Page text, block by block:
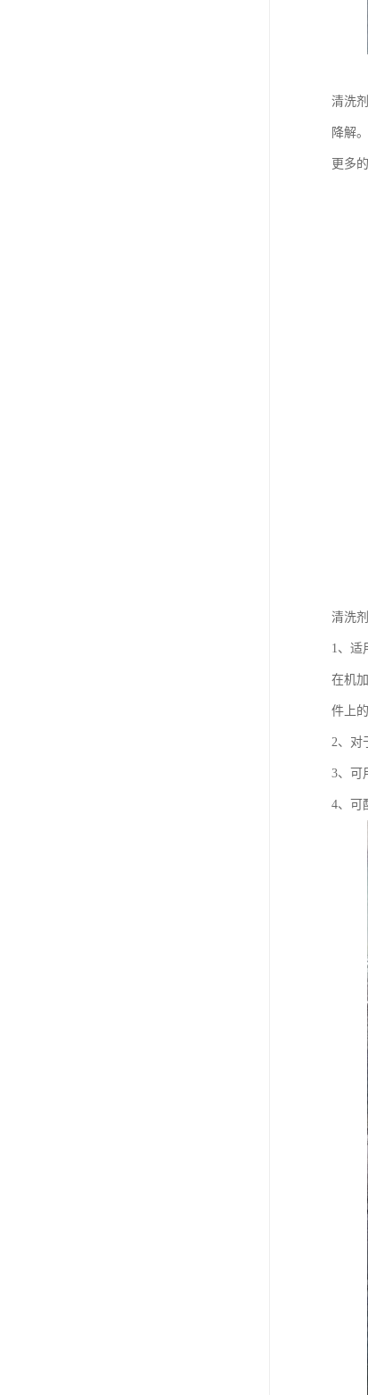
清洗
降解
更多
清洗
1、适
在机
件上
2、对
3、可
4、可